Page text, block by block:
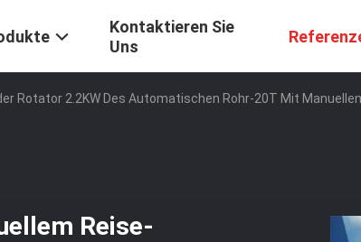
Kontaktieren Sie
Uns
Rotator 2.2KW Des Automatischen Rohr-20T Mit
Reise-